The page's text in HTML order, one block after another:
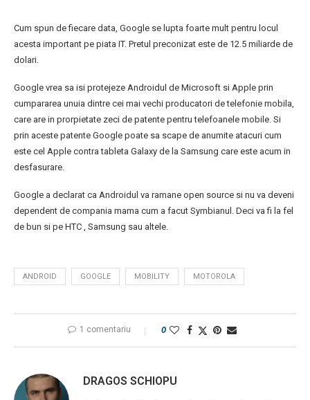
Cum spun de fiecare data, Google se lupta foarte mult pentru locul
acesta important pe piata IT. Pretul preconizat este de 12.5 miliarde de
dolari.
Google vrea sa isi protejeze Androidul de Microsoft si Apple prin
cumpararea unuia dintre cei mai vechi producatori de telefonie mobila,
care are in prorpietate zeci de patente pentru telefoanele mobile. Si
prin aceste patente Google poate sa scape de anumite atacuri cum
este cel Apple contra tableta Galaxy de la Samsung care este acum in
desfasurare.
Google a declarat ca Androidul va ramane open source si nu va deveni
dependent de compania mama cum a facut Symbianul. Deci va fi la fel
de bun si pe HTC , Samsung sau altele.
ANDROID GOOGLE MOBILITY MOTOROLA
1 comentariu 0
DRAGOS SCHIOPU